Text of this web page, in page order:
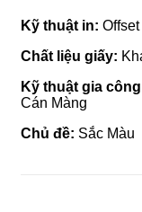
Kỹ thuật in: Offset
Chất liệu giấy:
Kỹ thuật gia
Cán Màng
Chủ đề: Sắc Màu